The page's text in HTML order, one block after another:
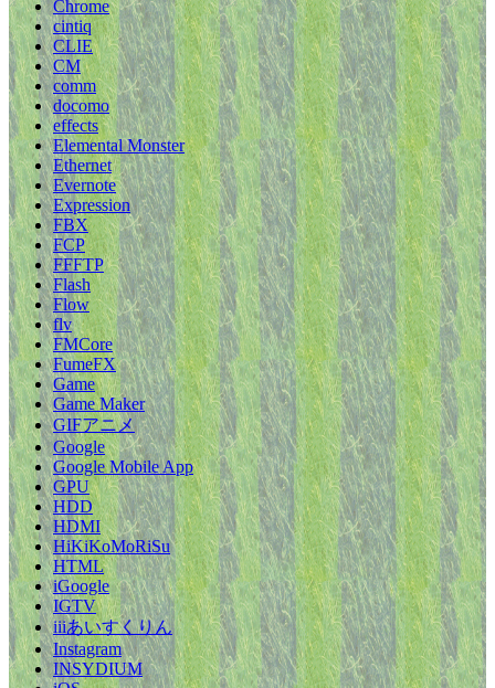
Chrome
cintiq
CLIE
CM
comm
docomo
effects
Elemental Monster
Ethernet
Evernote
Expression
FBX
FCP
FFFTP
Flash
Flow
flv
FMCore
FumeFX
Game
Game Maker
GIFアニメ
Google
Google Mobile App
GPU
HDD
HDMI
HiKiKoMoRiSu
HTML
iGoogle
IGTV
iiiあいすくりん
Instagram
INSYDIUM